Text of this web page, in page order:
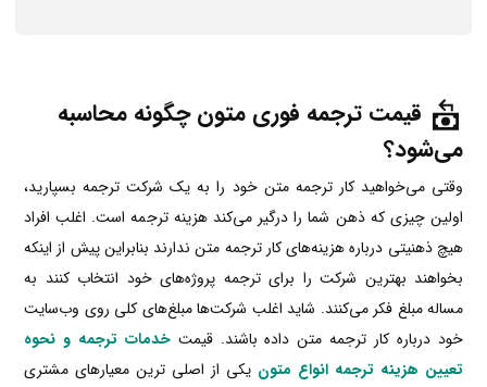
قیمت ترجمه فوری متون چگونه محاسبه
می‌شود؟
وقتی می‌خواهید کار ترجمه متن خود را به یک شرکت ترجمه بسپارید،
اولین چیزی که ذهن شما را درگیر می‌کند هزینه ترجمه است. اغلب افراد
هیچ ذهنیتی درباره هزینه‌های کار ترجمه متن ندارند بنابراین پیش از اینکه
بخواهند بهترین شرکت را برای ترجمه پروژه‌های خود انتخاب کنند به
مساله مبلغ فکر می‌کنند. شاید اغلب شرکت‌ها مبلغ‌های کلی روی وب‌سایت
خود درباره کار ترجمه متن داده باشند. قیمتخدمات ترجمه و نحوه
تعیین هزینه ترجمه انواع متون یکی از اصلی ترین معیارهای مشتری